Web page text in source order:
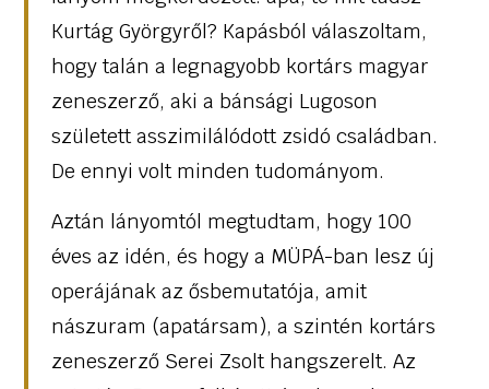
Kurtág Györgyről? Kapásból válaszoltam,
hogy talán a legnagyobb kortárs magyar
zeneszerző, aki a bánsági Lugoson
született asszimilálódott zsidó családban.
De ennyi volt minden tudományom.
Aztán lányomtól megtudtam, hogy 100
éves az idén, és hogy a MÜPÁ-ban lesz új
operájának az ősbemutatója, amit
nászuram (apatársam), a szintén kortárs
zeneszerző Serei Zsolt hangszerelt. Az